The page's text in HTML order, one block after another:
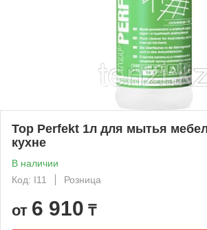
Top Perfekt 1л для мытья
кухне
В наличии
Код: I11
Розница
от 6 910 ₸